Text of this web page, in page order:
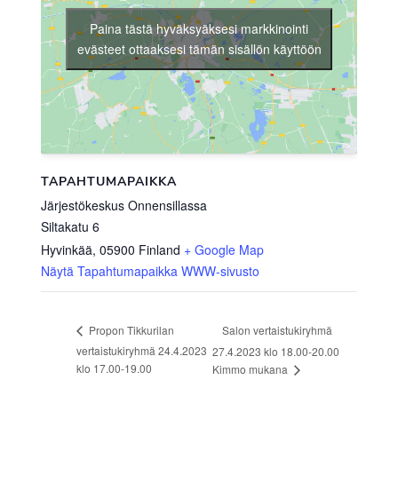
TAPAHTUMAPAIKKA
Järjestökeskus Onnensillassa
Siltakatu 6
Hyvinkää, 05900 Finland + Google Map
Näytä Tapahtumapaikka WWW-sivusto
Paina tästä hyväksyäksesi markkinointi
evästeet ottaaksesi tämän sisällön käyttöön
Propon Tikkurilan
vertaistukiryhmä 24.4.2023
klo 17.00-19.00
Salon vertaistukiryhmä
27.4.2023 klo 18.00-20.00
Kimmo mukana